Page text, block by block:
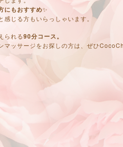
にもおすすめ✨
感じる方もいらっしゃいます。
られる90分コース。
マッサージをお探しの方は、ぜひ